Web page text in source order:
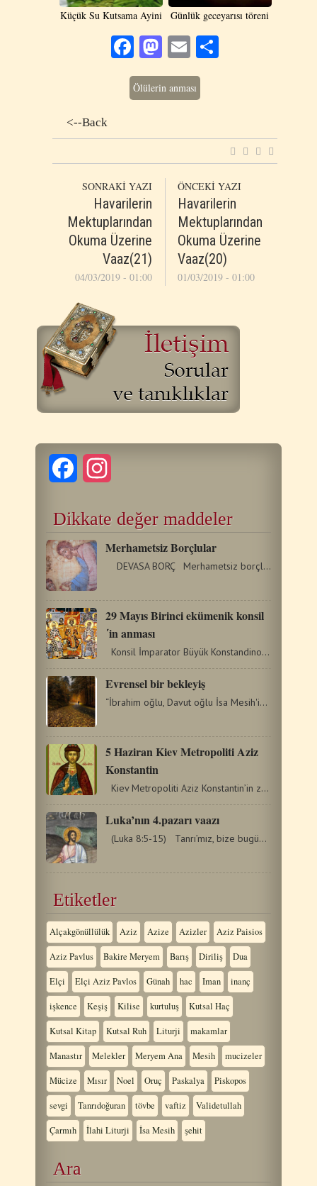
Küçük Su Kutsama Ayini Günlük geceyarısı töreni
Facebook
Mastodon
Email
Ölülerin anması
<--Back
SONRAKİ YAZI
Havarilerin
Mektuplarından
Okuma Üzerine
Vaaz(21)
04/03/2019 - 01:00
ÖNCEKİ YAZI
Havarilerin
Mektuplarından
Okuma Üzerine
Vaaz(20)
01/03/2019 - 01:00
Facebook
Dikkate değer maddeler
Merhametsiz Borçlular
DEVASA BORÇ Merhametsiz borçlu benzetmesinde,…
29 Mayıs Birinci ekümenik konsil
΄in anması
Konsil İmparator Büyük Konstandinos tarafından çağrıldı…
Evrensel bir bekleyiş
“İbrahim oğlu, Davut oğlu İsa Mesih'in soy kütüğü…
5 Ηaziran Kiev Metropoliti Aziz
Konstantin
Kiev Metropoliti Aziz Konstantin’in zamanında Rusya’da…
Luka’nın 4.pazarı vaazı
(Luka 8:5-15) Tanrı’mız, bize bugünkü Ekinci benzetmesinde,…
Etiketler
Alçakgönüllülük Aziz Azize Azizler Aziz Paisios
Aziz Pavlus Bakire Meryem Barış Diriliş Dua
Elçi Elçi Aziz Pavlos Günah hac Iman inanç
işkence Keşiş Kilise kurtuluş Kutsal Haç
Kutsal Kitap Kutsal Ruh Liturji makamlar
Manastır Melekler Meryem Ana Mesih mucizeler
Mücize Mısır Noel Oruç Paskalya Piskopos
sevgi Tanrıdoğuran tövbe vaftiz Validetullah
Çarmıh İlahi Liturji İsa Mesih şehit
Ara